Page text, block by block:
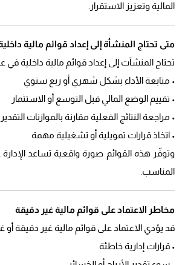
المالية وتعزيز الاستقرار.
متى تحتاج المنشأة إلى إعداد قوائم مالية داخلية؟
تحتاج المنشآت إلى إعداد قوائم مالية داخلية في
• متابعة الأداء بشكل شهري أو ربع سنوي
• تقييم الوضع المالي قبل التوسع أو الاستثمار
• مراجعة النتائج الفعلية مقارنة بالموازنات التقديرية
• اتخاذ قرارات تمويلية أو تشغيلية مهمة
وتوفّر هذه القوائم صورة واقعية تساعد الإدارة
المناسب.
مخاطر الاعتماد على قوائم مالية غير دقيقة
قد يؤدي الاعتماد على قوائم مالية غير دقيقة أو
• قرارات إدارية خاطئة